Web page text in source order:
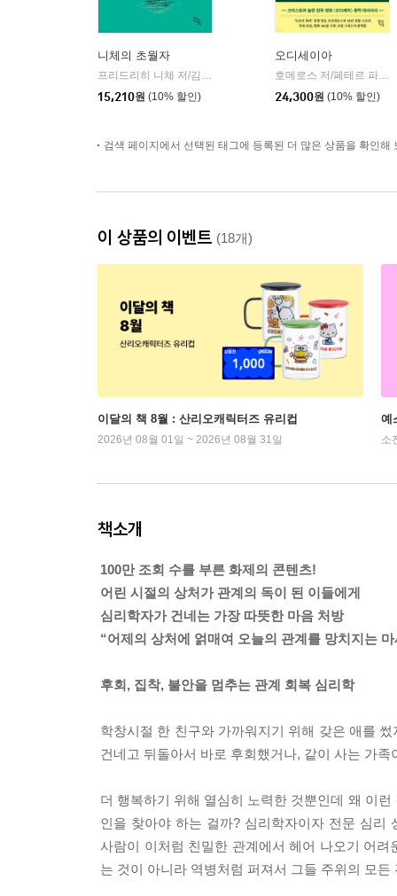
니체의 초월자
프리드리히 니체 저/김철 편역
15,210원 (10% 할인)
오디세이아
호메로스 저/페테르 파울 루벤스 그림/박문재 역
24,300원 (10% 할인)
검색 페이지에서 선택된 태그에 등록된 더 많은 상품을 확인해
이 상품의 이벤트 (18개)
이달의 책 8월 : 산리오캐릭터즈 유리컵
2026년 08월 01일 ~ 2026년 08월 31일
예
소
책소개
100만 조회 수를 부른 화제의 콘텐츠!
어린 시절의 상처가 관계의 독이 된 이들에게
심리학자가 건네는 가장 따뜻한 마음 처방
“어제의 상처에 얽매여 오늘의 관계를 망치지는
후회, 집착, 불안을 멈추는 관계 회복 심리학
학창시절 한 친구와 가까워지기 위해 갖은 애를
건네고 뒤돌아서 바로 후회했거나, 같이 사는 가
더 행복하기 위해 열심히 노력한 것뿐인데 왜 이
인을 찾아야 하는 걸까? 심리학자이자 전문 심리
사람이 이처럼 친밀한 관계에서 헤어 나오기 어
는 것이 아니라 역병처럼 퍼져서 그들 주위의 모